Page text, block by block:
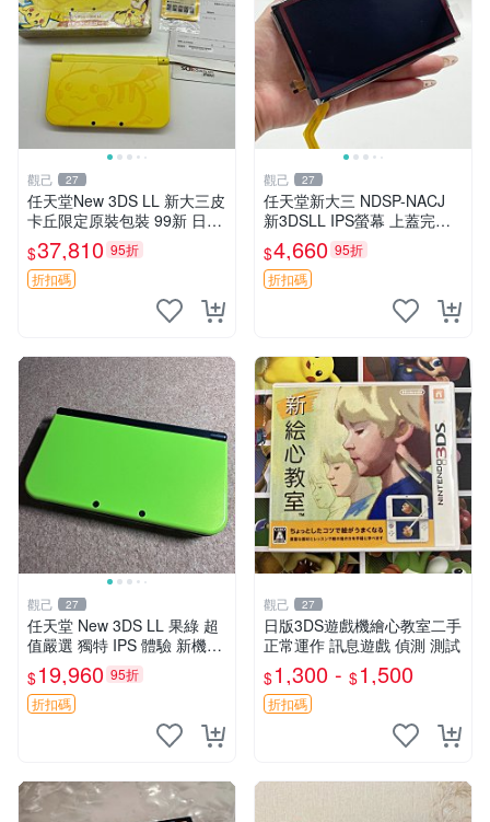
觀己 27
任天堂New 3DS LL 新大三皮
卡丘限定原裝包裝 99新 日版
未拆 屏幕完好帶膜 功能正常
轉軸無裂 按鍵搖桿測正常 附
贈國產觸控筆一支 新大三 皮
$37,810 95折
折扣碼
觀己 27
任天堂新大三 NDSP-NACJ
新3DSLL IPS螢幕 上蓋完美
未損傷 純正保護貼附 經典紅
配色 採購推薦 攝像收藏 3dsll
液晶 規格 IP
$4,660 95折
折扣碼
觀己 27
任天堂 New 3DS LL 果綠 超
值嚴選 獨特 IPS 體驗 新機外
觀品相 7538大三箱 黃屏預警
全功能支援 實用按鍵搖桿 十
分適合收藏 任天堂
$19,960 95折
折扣碼
觀己 27
日版3DS遊戲機繪心教室二手
正常運作 訊息遊戲 偵測 測試
$1,300 - $1,500
折扣碼